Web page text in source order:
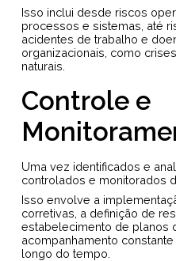
Isso inclui desde riscos
processos e sistemas, até
acidentes de trabalho e
organizacionais, como
naturais.
Controle e
Uma vez identificados e
controlados e monitorados
Isso envolve a
corretivas, a definição de
estabelecimento de planos
acompanhamento
longo do tempo.